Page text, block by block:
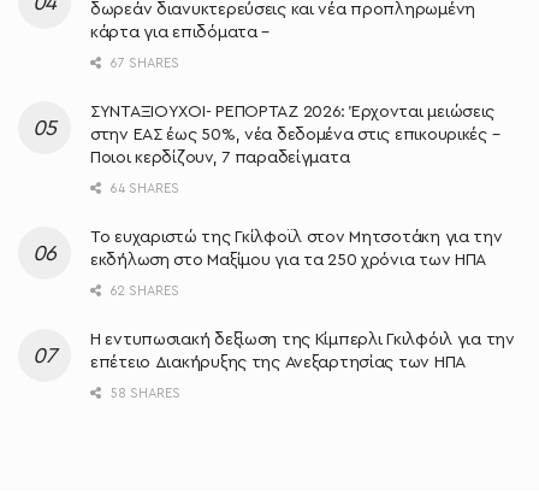
δωρεάν διανυκτερεύσεις και νέα προπληρωμένη
κάρτα για επιδόματα –
67 SHARES
ΣΥΝΤΑΞΙΟΥΧΟΙ- ΡΕΠΟΡΤΑΖ 2026: Έρχονται μειώσεις
στην ΕΑΣ έως 50%, νέα δεδομένα στις επικουρικές –
Ποιοι κερδίζουν, 7 παραδείγματα
64 SHARES
Το ευχαριστώ της Γκίλφοϊλ στον Μητσοτάκη για την
εκδήλωση στο Μαξίμου για τα 250 χρόνια των ΗΠΑ
62 SHARES
Η εντυπωσιακή δεξίωση της Κίμπερλι Γκιλφόιλ για την
επέτειο Διακήρυξης της Ανεξαρτησίας των ΗΠΑ
58 SHARES